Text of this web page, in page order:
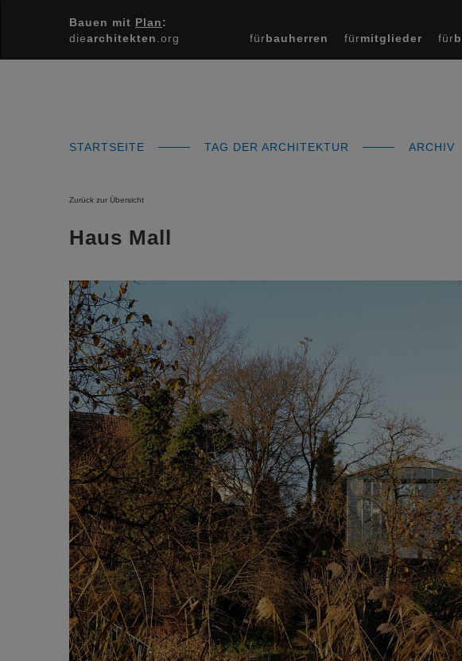
Bauen mit Plan:
diearchitekten .org fürbauherren fürmitglieder für
STARTSEITE TAG DER ARCHITEKTUR ARCHIV
Zurück zur Übersicht
Haus Mall
Previous